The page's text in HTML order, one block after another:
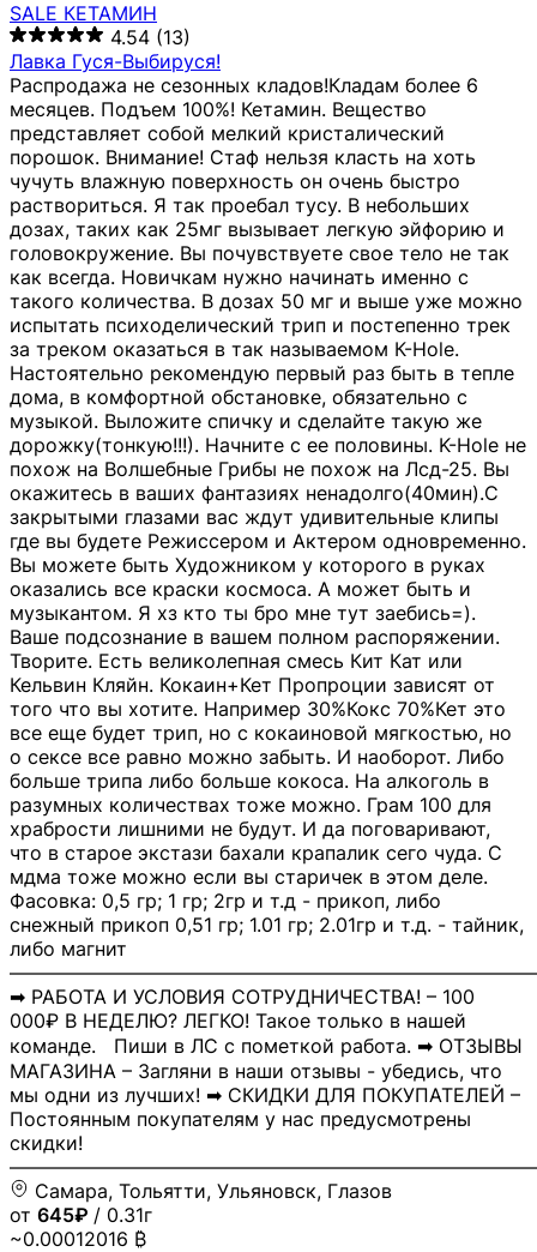
SALE КЕТАМИН
4.54 (13)
Лавка Гуся-Выбируся!
Распродажа не сезонных кладов!Кладам более 6
месяцев. Подъем 100%! Кетамин. Вещество
представляет собой мелкий кристалический
порошок. Внимание! Стаф нельзя класть на хоть
чучуть влажную поверхность он очень быстро
раствориться. Я так проебал тусу. В небольших
дозах, таких как 25мг вызывает легкую эйфорию и
головокружение. Вы почувствуете свое тело не так
как всегда. Новичкам нужно начинать именно с
такого количества. В дозах 50 мг и выше уже можно
испытать психоделический трип и постепенно трек
за треком оказаться в так называемом К-Hole.
Настоятельно рекомендую первый раз быть в тепле
дома, в комфортной обстановке, обязательно с
музыкой. Выложите спичку и сделайте такую же
дорожку(тонкую!!!). Начните с ее половины. K-Hole не
похож на Волшебные Грибы не похож на Лсд-25. Вы
окажитесь в ваших фантазиях ненадолго(40мин).С
закрытыми глазами вас ждут удивительные клипы
где вы будете Режиссером и Актером одновременно.
Вы можете быть Художником у которого в руках
оказались все краски космоса. А может быть и
музыкантом. Я хз кто ты бро мне тут заебись=).
Ваше подсознание в вашем полном распоряжении.
Творите. Есть великолепная смесь Кит Кат или
Кельвин Кляйн. Кокаин+Кет Пропроции зависят от
того что вы хотите. Например 30%Кокс 70%Кет это
все еще будет трип, но с кокаиновой мягкостью, но
о сексе все равно можно забыть. И наоборот. Либо
больше трипа либо больше кокоса. На алкоголь в
разумных количествах тоже можно. Грам 100 для
храбрости лишними не будут. И да поговаривают,
что в старое экстази бахали крапалик сего чуда. С
мдма тоже можно если вы старичек в этом деле.
Фасовка: 0,5 гр; 1 гр; 2гр и т.д - прикоп, либо
снежный прикоп 0,51 гр; 1.01 гр; 2.01гр и т.д. - тайник,
либо магнит
➡ РАБОТА И УСЛОВИЯ СОТРУДНИЧЕСТВА! – 100
000₽ В НЕДЕЛЮ? ЛЕГКО! Такое только в нашей
команде. Пиши в ЛС с пометкой работа. ➡ ОТЗЫВЫ
МАГАЗИНА – Загляни в наши отзывы - убедись, что
мы одни из лучших! ➡ СКИДКИ ДЛЯ ПОКУПАТЕЛЕЙ –
Постоянным покупателям у нас предусмотрены
скидки!
Самара, Тольятти, Ульяновск, Глазов
от 645₽ / 0.31г
~0.00012016 ₿